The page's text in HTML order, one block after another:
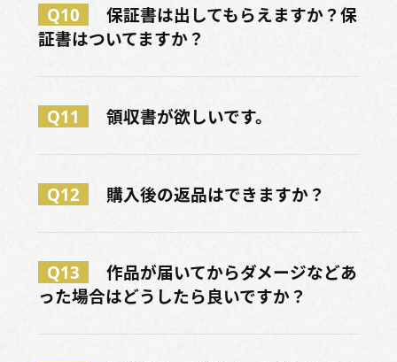
Q10
保証書は出してもらえますか？保
証書はついてますか？
Q11 領収書が欲しいです。
Q12 購入後の返品はできますか？
Q13
作品が届いてからダメージなどあ
った場合はどうしたら良いですか？